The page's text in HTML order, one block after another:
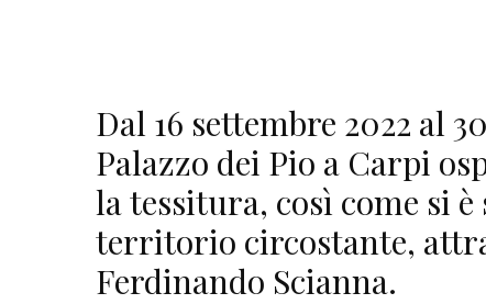
Dal 16 settembre 2022 al
Palazzo dei Pio a Carpi
la tessitura, così come si
territorio circostante,
Ferdinando Scianna.